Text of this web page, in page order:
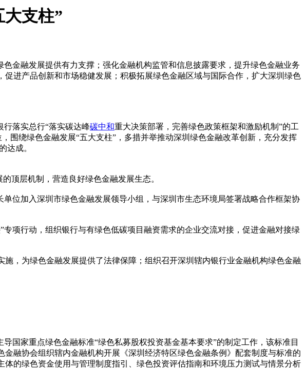
支柱”
色金融发展提供有力支撑；强化金融机构监管和信息披露要求，提升绿色金融业务
进产品创新和市场稳健发展；积极拓展绿色金融区域与国际合作，扩大深圳绿色
行落实总行“落实碳达峰碳中和重大决策部署，完善绿色政策框架和激励机制”的工
围绕绿色金融发展“五大支柱”，多措并举推动深圳绿色金融改革创新，充分发挥
达成。
顶层机制，营造良好绿色金融发展生态。
位加入深圳市绿色金融发展领导小组，与深圳市生态环境局签署战略合作框架协
项行动，组织银行与有绿色低碳项目融资需求的企业交流对接，促进金融对接绿
，为绿色金融发展提供了法律保障；组织召开深圳辖内银行业金融机构绿色金融
国家重点绿色金融标准“绿色私募股权投资基金基本要求”的制定工作，该标准目
融协会组织辖内金融机构开展《深圳经济特区绿色金融条例》配套制度与标准的
的绿色资金使用与管理制度指引、绿色投资评估指南和环境压力测试与情景分析